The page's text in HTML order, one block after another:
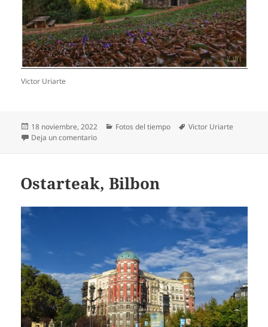
Victor Uriarte
Publicado
el
18 noviembre, 2022 Categorías
Fotos del tiempo Etiquetas
Victor Uriarte
Deja un comentarioen Hego haize epela, Mugarrako magalean
Ostarteak, Bilbon